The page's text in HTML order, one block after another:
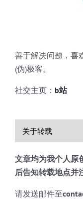
善于解决问题，喜
(伪)极客。
社交主页： b站
关于转载
文章均为我个人原
后告知转载地点并
请发送邮件至